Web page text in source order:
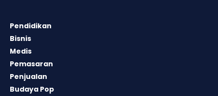
Pendidikan
Bisnis
Medis
Pemasaran
Penjualan
Budaya Pop